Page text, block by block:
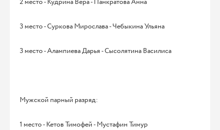
3 место - Суркова Мирослава - Чебыкина Ульяна
3 место - Алампиева Дарья - Сысолятина Василиса
Мужской парный разряд:
1 место - Кетов Тимофей - Мустафин Тимур